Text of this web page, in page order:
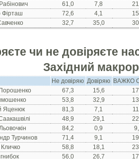
61,0 7,8
Фірташ
72,6 4,1
32,7 35,0
чи не довіряєте
Західний
Не довіряю Довіряю ВАЖКО
67,3 15,6
53,8 32,9
Яценюк
81,3 7,1
48,9 29,1
84,2 0,9
Турчинов
71,4 9,1
Кличко
58,8 18,1
56,0 26,7